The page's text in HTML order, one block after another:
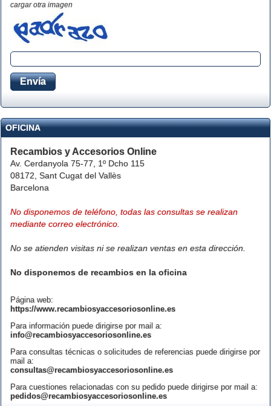
cargar otra imagen
OFICINA
Recambios y Accesorios Online
Av. Cerdanyola 75-77, 1º Dcho 115
08172, Sant Cugat del Vallès
Barcelona
No disponemos de teléfono, todas las consultas se realizan
mediante correo electrónico.
No se atienden visitas ni se realizan ventas en esta dirección.
No disponemos de recambios en la oficina
Página web:
https://www.recambiosyaccesoriosonline.es
Para información puede dirigirse por mail a:
info@recambiosyaccesoriosonline.es
Para consultas técnicas o solicitudes de referencias puede dirigirse por
mail a:
consultas@recambiosyaccesoriosonline.es
Para cuestiones relacionadas con su pedido puede dirigirse por mail a:
pedidos@recambiosyaccesoriosonline.es